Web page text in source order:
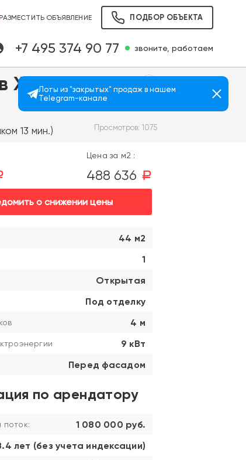
РАЗМЕСТИТЬ ОБЪЯВЛЕНИЕ ПОДБОР ОБЪЕКТА
+7 495 374 90 77 звоните, работаем
ЖК
13 мин.) Просмотров: 1075
Цена за м2 :
488 636 a
о снижении цены
44 м2
1
Открытая
Под отделку
4 м
9 кВт
Перед фасадом
по арендатору
поток: 1 080 000 руб.
лет (без учета индексации)
Лоты из "закрытых" продаж в нашем
Telegram-канале